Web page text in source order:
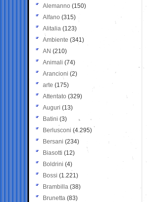
Alemanno (150)
Alfano (315)
Alitalia (123)
Ambiente (341)
AN (210)
Animali (74)
Arancioni (2)
arte (175)
Attentato (329)
Auguri (13)
Batini (3)
Berlusconi (4.295)
Bersani (234)
Biasotti (12)
Boldrini (4)
Bossi (1.221)
Brambilla (38)
Brunetta (83)